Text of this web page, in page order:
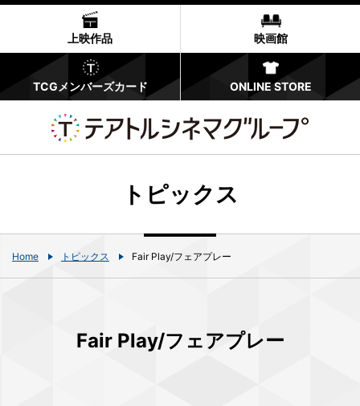
上映作品 映画館
TCGメンバーズカード ONLINE STORE
トピックス
Home トピックス Fair Play/フェアプレー
Fair Play/フェアプレー